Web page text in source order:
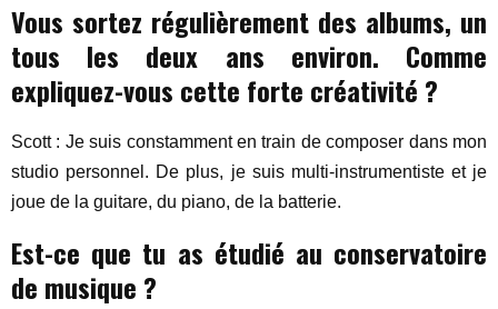
Vous sortez régulièrement des albums, un
tous les deux ans environ. Comme
expliquez-vous cette forte créativité ?
Scott : Je suis constamment en train de composer dans mon
studio personnel. De plus, je suis multi-instrumentiste et je
joue de la guitare, du piano, de la batterie.
Est-ce que tu as étudié au conservatoire
de musique ?